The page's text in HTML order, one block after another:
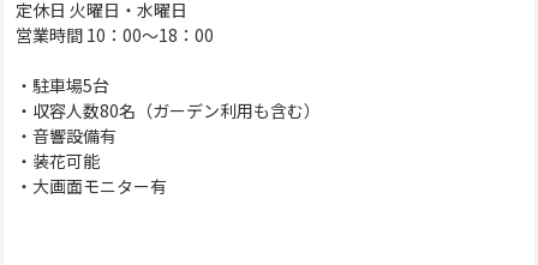
定休日 火曜日・水曜日
営業時間 10：00～18：00
・駐車場5台
・収容人数80名（ガーデン利用も含む）
・音響設備有
・装花可能
・大画面モニター有